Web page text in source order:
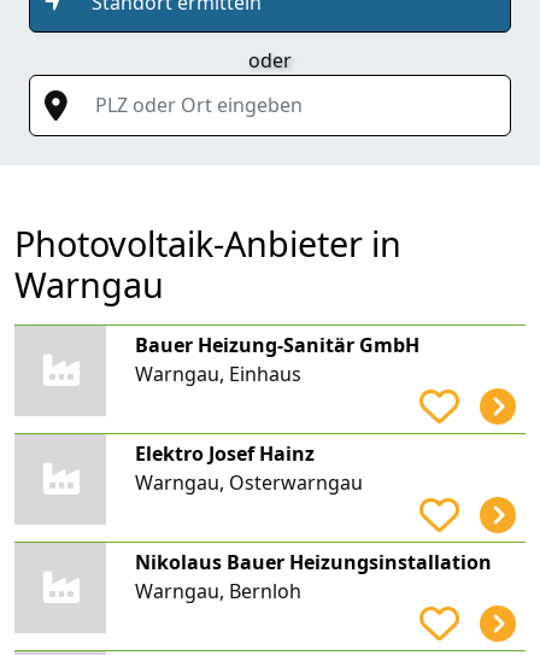
oder
PLZ oder Ort eingeben
Photovoltaik-Anbieter in
Warngau
Bauer Heizung-Sanitär GmbH
Warngau, Einhaus
Elektro Josef Hainz
Warngau, Osterwarngau
Nikolaus Bauer Heizungsinstallation
Warngau, Bernloh